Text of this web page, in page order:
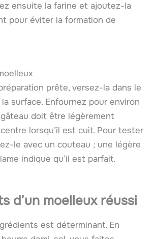
ensuite la farine et ajoutez-la
pour éviter la formation de
prête, versez-la dans le
surface. Enfournez pour environ
doit être légèrement
lorsqu’il est cuit. Pour tester
le avec un couteau ; une légère
indique qu’il est parfait.
d’un moelleux réussi
est déterminant. En